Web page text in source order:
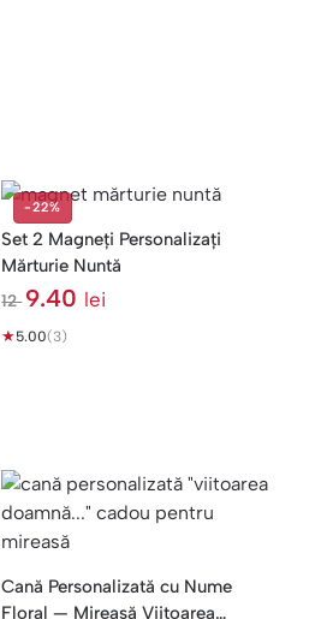
-22%
Set 2 Magneți Personalizați
Mărturie Nuntă
12
e
9.40 lei
★5.00(3)
Cană Personalizată cu Nume
Floral — Mireasă Viitoarea